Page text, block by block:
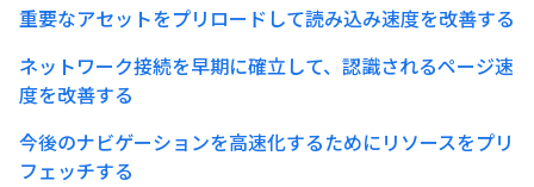
重要なアセットをプリロードして読み込み速度を改善する
ネットワーク接続を早期に確立して、認識されるページ速
度を改善する
今後のナビゲーションを高速化するためにリソースをプリ
フェッチする